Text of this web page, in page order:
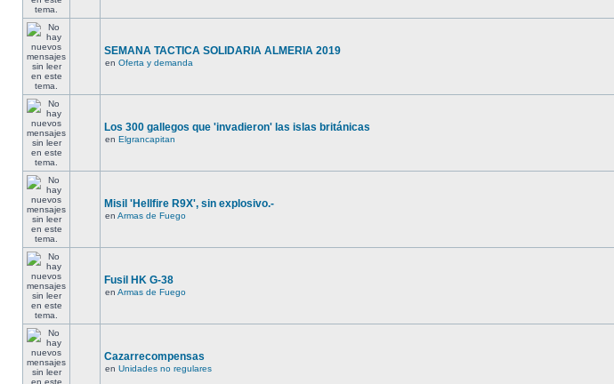
SEMANA TACTICA SOLIDARIA ALMERIA 2019
en Oferta y demanda
Los 300 gallegos que 'invadieron' las islas británicas
en Elgrancapitan
Misil 'Hellfire R9X', sin explosivo.-
en Armas de Fuego
Fusil HK G-38
en Armas de Fuego
Cazarrecompensas
en Unidades no regulares